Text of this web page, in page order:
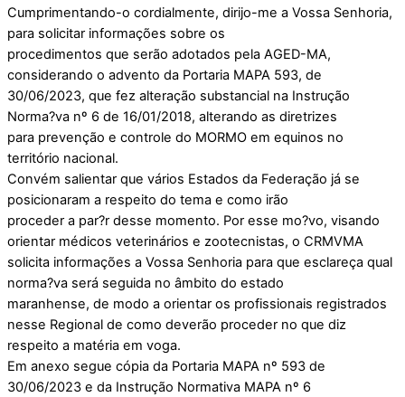
Cumprimentando-o cordialmente, dirijo-me a Vossa Senhoria,
para solicitar informações sobre os
procedimentos que serão adotados pela AGED-MA,
considerando o advento da Portaria MAPA 593, de
30/06/2023, que fez alteração substancial na Instrução
Norma?va nº 6 de 16/01/2018, alterando as diretrizes
para prevenção e controle do MORMO em equinos no
território nacional.
Convém salientar que vários Estados da Federação já se
posicionaram a respeito do tema e como irão
proceder a par?r desse momento. Por esse mo?vo, visando
orientar médicos veterinários e zootecnistas, o CRMVMA
solicita informações a Vossa Senhoria para que esclareça qual
norma?va será seguida no âmbito do estado
maranhense, de modo a orientar os profissionais registrados
nesse Regional de como deverão proceder no que diz
respeito a matéria em voga.
Em anexo segue cópia da Portaria MAPA nº 593 de
30/06/2023 e da Instrução Normativa MAPA nº 6